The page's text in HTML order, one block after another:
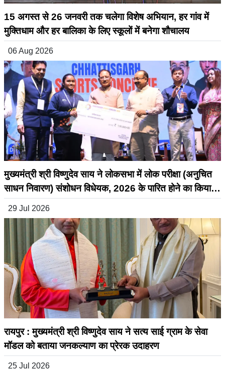
15 अगस्त से 26 जनवरी तक चलेगा विशेष अभियान, हर गांव में
मुक्तिधाम और हर बालिका के लिए स्कूलों में बनेगा शौचालय
06 Aug 2026
मुख्यमंत्री श्री विष्णुदेव साय ने लोकसभा में लोक परीक्षा (अनुचित
साधन निवारण) संशोधन विधेयक, 2026 के पारित होने का किया
स्वागत
29 Jul 2026
रायपुर : मुख्यमंत्री श्री विष्णुदेव साय ने सत्य साई ग्राम के सेवा
मॉडल को बताया जनकल्याण का प्रेरक उदाहरण
25 Jul 2026